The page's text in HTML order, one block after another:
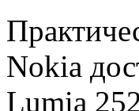
Nokia
Lumia